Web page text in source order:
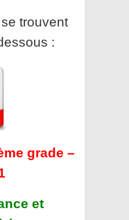
trouvent
:
grade –
et